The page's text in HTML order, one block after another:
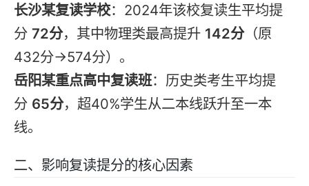
长沙某复读学校：2024年该校复读生平均提
分72分，其中物理类最高提升 142分（原
432分→574分）。
岳阳某重点高中复读班：历史类考生平均提
分 65分，超40%学生从二本线跃升至一本
线。
二、影响复读提分的核心因素